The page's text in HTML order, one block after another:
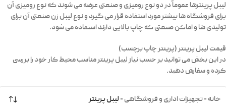
لیبل پرینترها عموماً در دو نوع رومیزی و صنعتی عرضه می شوند که نوع رومیزی آن
برای فروشگاه ها بیشتر مورد استفاده قرار می گیرد و نوع لیبل زن صنعتی آن برای
تولیدی ها و اماکن صنعتی که چاپ بالایی دارند استفاده می شود.
قیمت لیبل پرینتر (پرینتر چاپ برچسب)
در این بخش می توانید بر حسب نیاز لیبل پرینتر مناسب محیط کار خود را بررسی
کرده و سفارش دهید.
خانه -تجهیزات اداری و فروشگاهی - لیبل پرینتر